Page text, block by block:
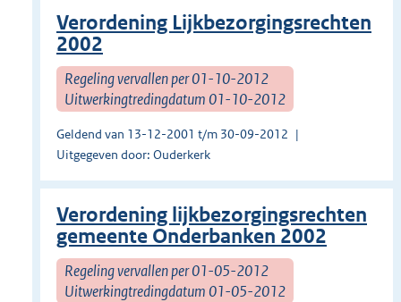
Verordening Lijkbezorgingsrechten
2002
Regeling vervallen per 01-10-2012
Uitwerkingtredingdatum 01-10-2012
Geldend van 13-12-2001 t/m 30-09-2012
Uitgegeven door: Ouderkerk
Verordening lijkbezorgingsrechten
gemeente Onderbanken 2002
Regeling vervallen per 01-05-2012
Uitwerkingtredingdatum 01-05-2012